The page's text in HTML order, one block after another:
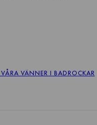
VÅRA VÄNNER I BADROCKAR